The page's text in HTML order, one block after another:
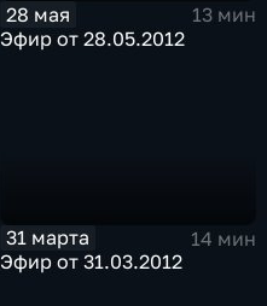
28 мая
13 мин
Эфир от 28.05.2012
31 марта
14 мин
Эфир от 31.03.2012